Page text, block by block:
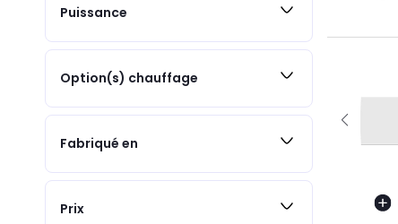
Puissance
Option(s) chauffage
Fabriqué en
Prix